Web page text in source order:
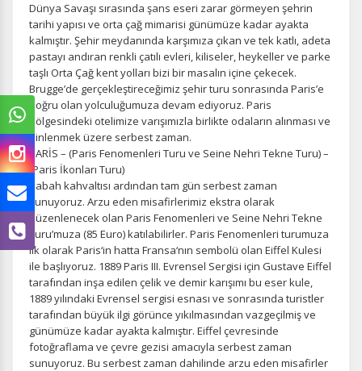
Dünya Savaşı sırasında şans eseri zarar görmeyen şehrin
tarihi yapısı ve orta çağ mimarisi günümüze kadar ayakta
kalmıştır. Şehir meydanında karşımıza çıkan ve tek katlı, adeta
pastayı andıran renkli çatılı evleri, kiliseler, heykeller ve parke
taşlı Orta Çağ kent yolları bizi bir masalın içine çekecek.
Brugge’de gerçekleştireceğimiz şehir turu sonrasında Paris’e
doğru olan yolculuğumuza devam ediyoruz. Paris
bölgesindeki otelimize varışımızla birlikte odaların alınması ve
dinlenmek üzere serbest zaman.
PARİS – (Paris Fenomenleri Turu ve Seine Nehri Tekne Turu) –
(Paris İkonları Turu)
Sabah kahvaltısı ardından tam gün serbest zaman
sunuyoruz. Arzu eden misafirlerimiz ekstra olarak
düzenlenecek olan Paris Fenomenleri ve Seine Nehri Tekne
Turu’muza (85 Euro) katılabilirler. Paris Fenomenleri turumuza
ilk olarak Paris‘in hatta Fransa‘nın sembolü olan Eiffel Kulesi
ile başlıyoruz. 1889 Paris III. Evrensel Sergisi için Gustave Eiffel
tarafından inşa edilen çelik ve demir karışımı bu eser kule,
1889 yılındaki Evrensel sergisi esnası ve sonrasında turistler
tarafından büyük ilgi görünce yıkılmasından vazgeçilmiş ve
günümüze kadar ayakta kalmıştır. Eiffel çevresinde
fotoğraflama ve çevre gezisi amacıyla serbest zaman
sunuyoruz. Bu serbest zaman dahilinde arzu eden misafirler